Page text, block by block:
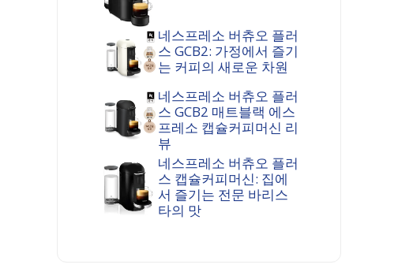
네스프레소 버츄오 플러
스 GCB2: 가정에서 즐기
는 커피의 새로운 차원
네스프레소 버츄오 플러
스 GCB2 매트블랙 에스
프레소 캡슐커피머신 리
뷰
네스프레소 버츄오 플러
스 캡슐커피머신: 집에
서 즐기는 전문 바리스
타의 맛